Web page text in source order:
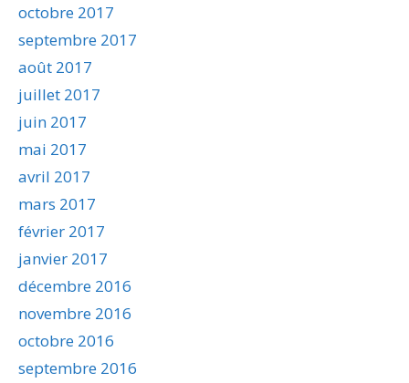
octobre 2017
septembre 2017
août 2017
juillet 2017
juin 2017
mai 2017
avril 2017
mars 2017
février 2017
janvier 2017
décembre 2016
novembre 2016
octobre 2016
septembre 2016